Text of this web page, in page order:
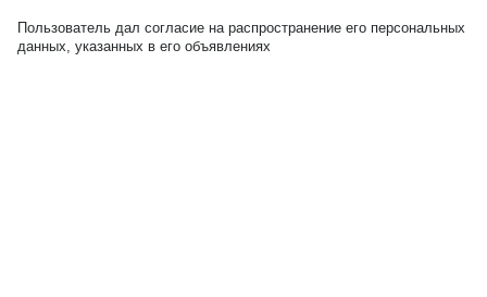
Пользователь дал согласие на распространение его персональных
данных, указанных в его объявлениях